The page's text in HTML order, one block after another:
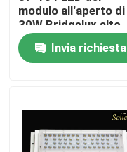
Casa
Video
modulo all'aperto di
30W Bridgelux alto
Invia richiesta